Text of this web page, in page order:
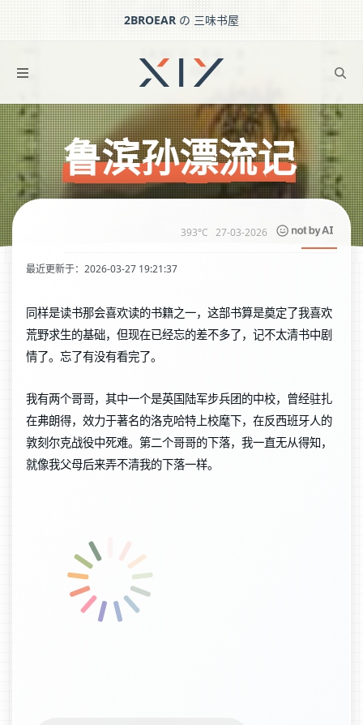
2BROEAR の 三味书屋
鲁滨孙漂流记
下一篇：钢铁是怎样炼成的
鲁滨孙漂流记
393°C 27-03-2026
最近更新于：2026-03-27 19:21:37
同样是读书那会喜欢读的书籍之一，这部书算是奠定了我喜欢
荒野求生的基础，但现在已经忘的差不多了，记不太清书中剧
情了。忘了有没有看完了。
我有两个哥哥，其中一个是英国陆军步兵团的中校，曾经驻扎
在弗朗得，效力于著名的洛克哈特上校麾下，在反西班牙人的
敦刻尔克战役中死难。第二个哥哥的下落，我一直无从得知，
就像我父母后来弄不清我的下落一样。